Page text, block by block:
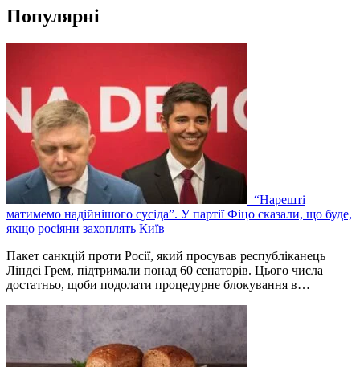
Популярні
“Нарешті
матимемо надійнішого сусіда”. У партії Фіцо сказали, що буде,
якщо росіяни захоплять Київ
Пакет санкцій проти Росії, який просував республіканець
Ліндсі Грем, підтримали понад 60 сенаторів. Цього числа
достатньо, щоби подолати процедурне блокування в…